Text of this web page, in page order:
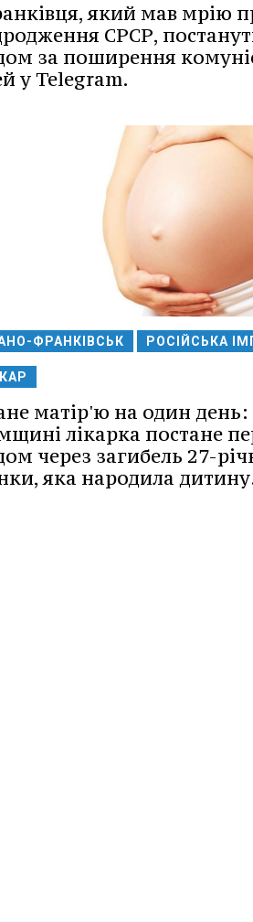
який мав мрію
СРСР,
за поширення
у Telegram.
ФРАНКІВСЬК РОСІЙСЬКА
матір'ю на один день:
лікарка постане
через загибель 27-
яка народила